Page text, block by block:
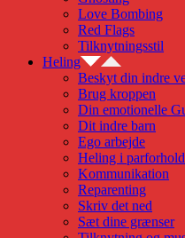
Love Bombing
Red Flags
Tilknytningsstil
Heling
Beskyt din indre
Brug kroppen
Din emotionelle
Dit indre barn
Ego arbejde
Heling i
Kommunikation
Reparenting
Skriv det ned
Sæt dine grænser